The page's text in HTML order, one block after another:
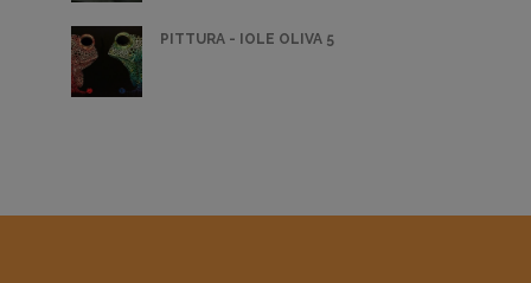
PITTURA - IOLE OLIVA 5